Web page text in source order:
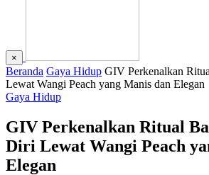
×
Beranda Gaya Hidup GIV Perkenalkan
Lewat Wangi Peach yang Manis dan Elegan
Gaya Hidup
GIV Perkenalkan Ritual
Diri Lewat Wangi Peach
Elegan